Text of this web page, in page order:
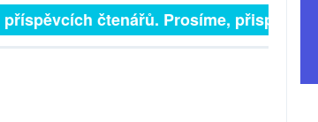
čtenářů. Prosíme, přispějte. ➥